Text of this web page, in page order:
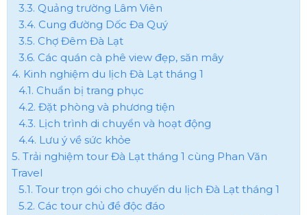
3.3. Quảng trường Lâm Viên
3.4. Cung đường Dốc Đa Quý
3.5. Chợ Đêm Đà Lạt
3.6. Các quán cà phê view đẹp, săn mây
4. Kinh nghiệm du lịch Đà Lạt tháng 1
4.1. Chuẩn bị trang phục
4.2. Đặt phòng và phương tiện
4.3. Lịch trình di chuyển và hoạt động
4.4. Lưu ý về sức khỏe
5. Trải nghiệm tour Đà Lạt tháng 1 cùng Phan Văn
Travel
5.1. Tour trọn gói cho chuyến du lịch Đà Lạt tháng 1
5.2. Các tour chủ đề độc đáo